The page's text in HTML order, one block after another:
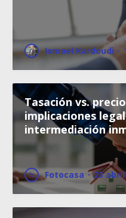
Ismael Kardoudi ·
Tasación vs.
implicaciones
intermediación
Fotocasa · 23 abril